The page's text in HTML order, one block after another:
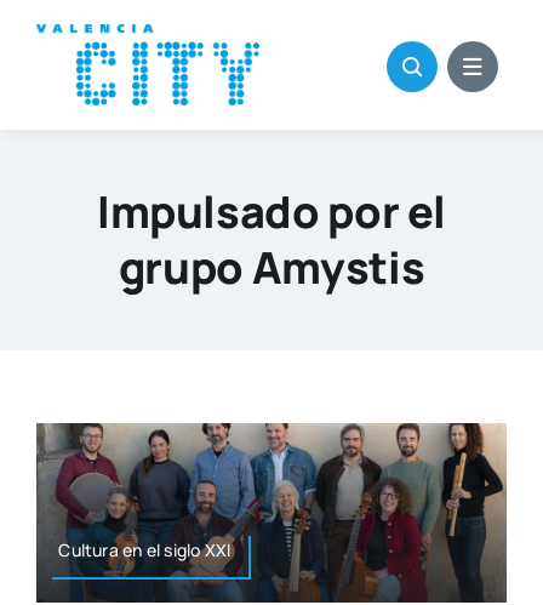
contenido
Impulsado por el
grupo Amystis
Cul­tu­ra en el siglo XXI